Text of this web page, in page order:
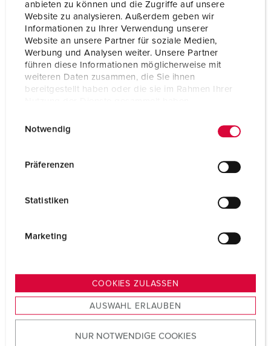
anbieten zu können und die Zugriffe auf unsere
Website zu analysieren. Außerdem geben wir
Informationen zu Ihrer Verwendung unserer
Website an unsere Partner für soziale Medien,
Werbung und Analysen weiter. Unsere Partner
führen diese Informationen möglicherweise mit
weiteren Daten zusammen, die Sie ihnen
bereitgestellt haben oder die sie im Rahmen Ihrer
s
u
Notwendig
Präferenzen
Statistiken
Marketing
COOKIES ZULASSEN
AUSWAHL ERLAUBEN
NUR NOTWENDIGE COOKIES